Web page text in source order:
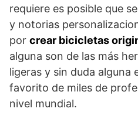
requiere es posible que
y notorias
por crear bicicletas
alguna son de las más
ligeras y sin duda alguna
favorito de miles de
nivel mundial.